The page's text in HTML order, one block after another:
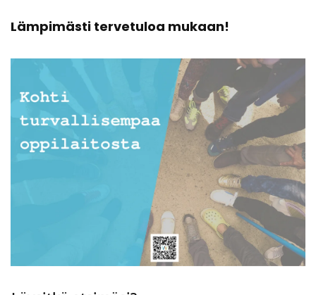
Läm­pi­mäs­ti ter­ve­tu­loa mu­kaan!